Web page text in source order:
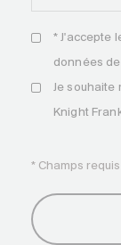
* J'accepte
données
Je souhaite
Knight
* Champs requis